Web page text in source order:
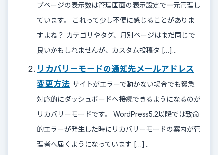
ブページの表示数は管理画面の表示設定で一元管理し
ています。 これって少し不便に感じることがありま
すよね？ カテゴリやタグ、月別ページはまだ同じで
良いかもしれませんが、カスタム投稿タ […]...
リカバリーモードの通知先メールアドレス
変更方法 サイトがエラーで動かない場合でも緊急
対応的にダッシュボードへ接続できるようになるのが
リカバリーモードです。 WordPress5.2以降では致命
的エラーが発生した時にリカバリーモードの案内が管
理者へ届くようになっています […]...